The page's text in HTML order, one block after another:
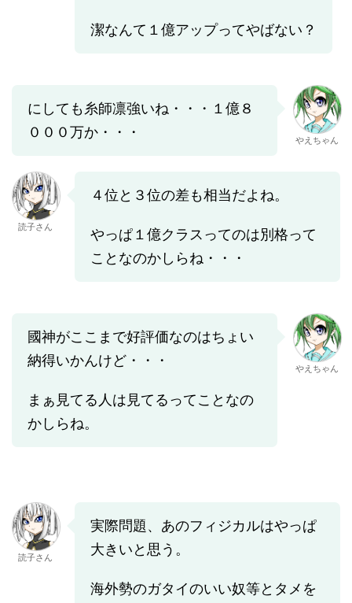
潔なんて１億アップってやばない？
にしても糸師凛強いね・・・１億８
０００万か・・・
やえちゃん
読子さん
４位と３位の差も相当だよね。
やっぱ１億クラスってのは別格って
ことなのかしらね・・・
國神がここまで好評価なのはちょい
納得いかんけど・・・
まぁ見てる人は見てるってことなの
かしらね。
やえちゃん
読子さん
実際問題、あのフィジカルはやっぱ
大きいと思う。
海外勢のガタイのいい奴等とタメを